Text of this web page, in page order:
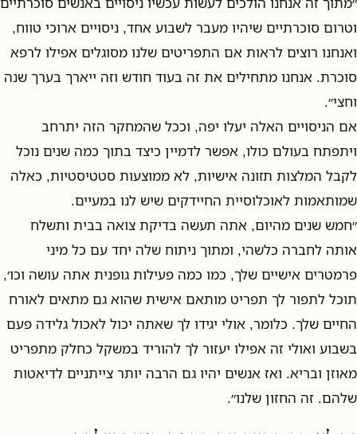
וטרום סוכרתיים שיהיו מעבר לשבוע אחד, ניסויים ארוכי טווח,
ואנחנו רוצים לראות אם התפריטים שלנו מסוגלים אפילו לרפא
סוכרת. אנחנו מתחילים את זה בעוד חודש וזה ייארך בערך שנה
וחצי״.
אם הניסויים האלה יעלו יפה, וככל שהמחקר הזה יתרחב
ויתפתח בעולם כולו, אפשר לדמיין כיצד בתוך כמה שנים נוכל
לקבל המלצות תזונה אישיות, לא ממוצעות סטטיסטיות, כאלה
שמותאמות לאוכלוסיית החיידקים שיש לנו במעיים.
״חמש שנים מהיום, אתה תעשה בדיקת צואה בבית ותשלח
אותה לחברה כלשהי, ומתוך ניתוח שלה יחד עם כל מיני
פרמטרים אישיים שלך, כמו כמה פעילות גופנית אתה עושה וכו׳,
תוכל לתפור לך תפריט מותאם אישית שהוא גם מתאים לאורח
החיים שלך. כלומר, אולי יגידו לך שאתה יכול לאכול גלידה פעם
בשבוע ואולי זה אפילו יעזור לך להוריד במשקל כחלק מתפריט
מאוזן ובריא. ואז אנשים יהיו גם הרבה יותר צייתניים לדיאטות
שלהם. זה החזון שלנו״.